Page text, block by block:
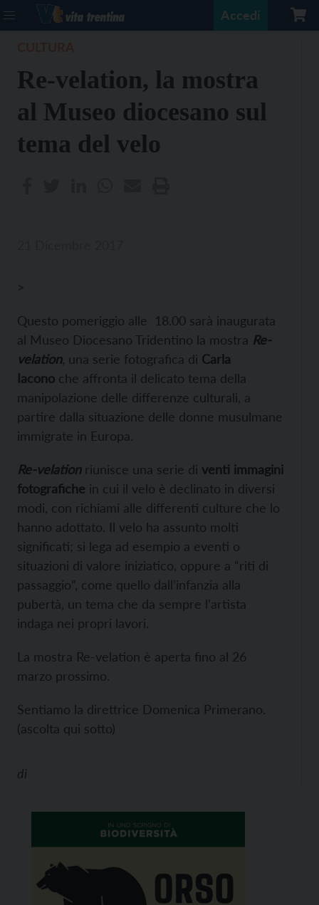
Accedi
Re-velation, la mostra
al Museo diocesano sul
tema del velo
>
Questo pomeriggio alle 18.00 sarà inaugurata
al Museo Diocesano Tridentino la mostra Re-
velation, una serie fotografica di Carla
Iacono che affronta il delicato tema della
manipolazione delle differenze culturali, a
partire dalla situazione delle donne musulmane
immigrate in Europa.
Re-velationriunisce una serie di venti immagini
fotografiche in cui il velo è declinato in diversi
modi, con richiami alle differenti culture che lo
hanno adottato. Il velo ha assunto molti
significati; si lega ad esempio a eventi o
situazioni di valore iniziatico, oppure a “riti di
passaggio”, come quello dall’infanzia alla
pubertà, un tema che da sempre l’artista
indaga nei propri lavori.
La mostra Re-velation è aperta fino al 26
marzo prossimo.
Sentiamo la direttrice Domenica Primerano.
(ascolta qui sotto)
di